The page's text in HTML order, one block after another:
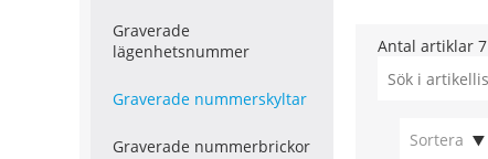
Graverade
lägenhetsnummer
Graverade nummerskyltar
Graverade nummerbrickor
Antal artiklar 7
Sortera